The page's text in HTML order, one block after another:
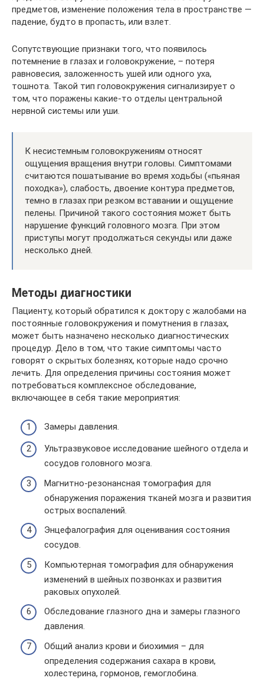
предметов, изменение положения тела в пространстве —
падение, будто в пропасть, или взлет.
Сопутствующие признаки того, что появилось
потемнение в глазах и головокружение, – потеря
равновесия, заложенность ушей или одного уха,
тошнота. Такой тип головокружения сигнализирует о
том, что поражены какие-то отделы центральной
нервной системы или уши.
К несистемным головокружениям относят
ощущения вращения внутри головы. Симптомами
считаются пошатывание во время ходьбы («пьяная
походка»), слабость, двоение контура предметов,
темно в глазах при резком вставании и ощущение
пелены. Причиной такого состояния может быть
нарушение функций головного мозга. При этом
приступы могут продолжаться секунды или даже
несколько дней.
Методы диагностики
Пациенту, который обратился к доктору с жалобами на
постоянные головокружения и помутнения в глазах,
может быть назначено несколько диагностических
процедур. Дело в том, что такие симптомы часто
говорят о скрытых болезнях, которые надо срочно
лечить. Для определения причины состояния может
потребоваться комплексное обследование,
включающее в себя такие мероприятия:
Замеры давления.
Ультразвуковое исследование шейного отдела и
сосудов головного мозга.
Магнитно-резонансная томография для
обнаружения поражения тканей мозга и развития
острых воспалений.
Энцефалография для оценивания состояния
сосудов.
Компьютерная томография для обнаружения
изменений в шейных позвонках и развития
раковых опухолей.
Обследование глазного дна и замеры глазного
давления.
Общий анализ крови и биохимия – для
определения содержания сахара в крови,
холестерина, гормонов, гемоглобина.